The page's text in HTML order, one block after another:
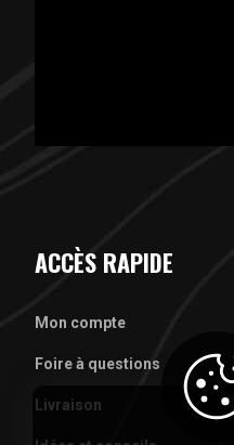
ACCÈS RAPIDE
Mon compte
Foire à questions
Livraison